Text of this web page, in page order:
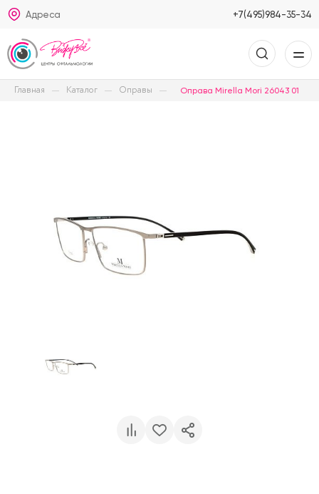
Адреса +7(495)984-35-34
Главная Каталог Оправы Оправа Mirella Mori 26043 01